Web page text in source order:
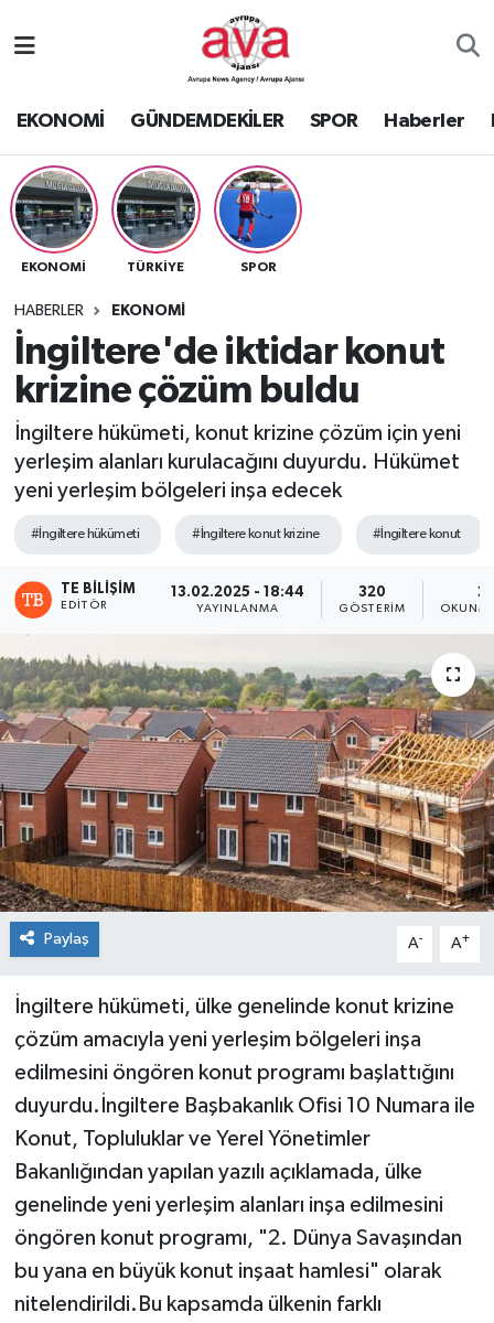
EKONOMİ GÜNDEMDEKİLER SPOR Haberler
EKONOMİ TÜRKİYE SPOR
HABERLER EKONOMİ
İngiltere'de iktidar konut
krizine çözüm buldu
İngiltere hükümeti, konut krizine çözüm için yeni
yerleşim alanları kurulacağını duyurdu. Hükümet
yeni yerleşim bölgeleri inşa edecek
#İngiltere hükümeti #İngiltere konut krizine #İngiltere konut
TE BILIŞIM
EDITÖR
13.02.2025 - 18:44
YAYINLANMA
320
GÖSTERIM
2
Paylaş A- A+
İngiltere hükümeti, ülke genelinde konut krizine
çözüm amacıyla yeni yerleşim bölgeleri inşa
edilmesini öngören konut programı başlattığını
duyurdu.İngiltere Başbakanlık Ofisi 10 Numara ile
Konut, Topluluklar ve Yerel Yönetimler
Bakanlığından yapılan yazılı açıklamada, ülke
genelinde yeni yerleşim alanları inşa edilmesini
öngören konut programı, "2. Dünya Savaşından
bu yana en büyük konut inşaat hamlesi" olarak
nitelendirildi.Bu kapsamda ülkenin farklı
Nöbetçi Eczaneler
Namaz Vakitleri
Trafik Durumu
Süper Lig Puan Durumu ve Fikstür
Tüm Manşetler
Son Dakika Haberleri
Haber Arşivi